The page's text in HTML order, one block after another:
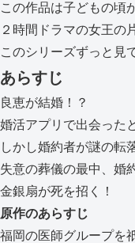
この作品は子どもの頃
２時間ドラマの女王の
このシリーズずっと見
あらすじ
良恵が結婚！？
婚活アプリで出会った
しかし婚約者が謎の転
失意の葬儀の最中、婚
金銀扇が死を招く！
原作のあらすじ
福岡の医師グループを